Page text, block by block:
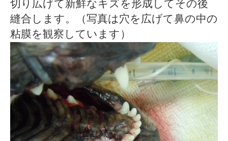
切り広げて新鮮なキズを形成してその後
縫合します。（写真は穴を広げて鼻の中の
粘膜を観察しています）